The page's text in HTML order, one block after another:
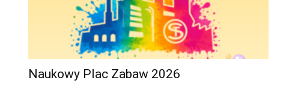
Naukowy Plac Zabaw 2026